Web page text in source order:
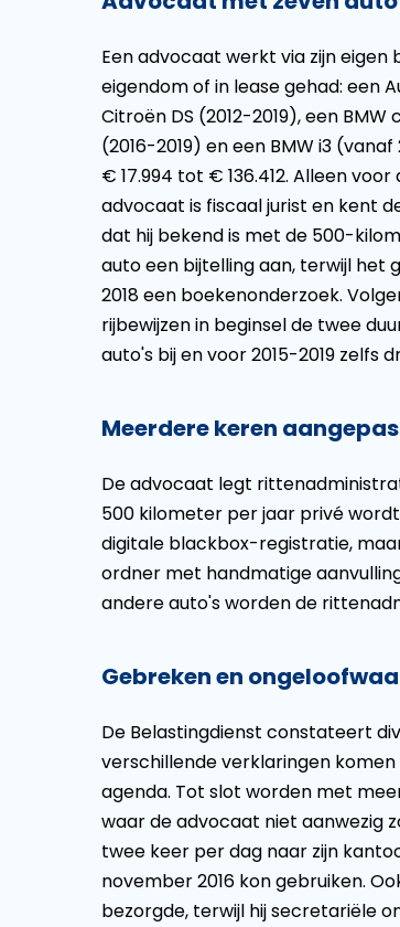
Een advocaat werkt via zijn eigen
eigendom of in lease gehad: een
Citroën DS (2012-2019), een
(2016-2019) en een BMW i3
€ 17.994 tot € 136.412. Alleen
advocaat is fiscaal jurist en kent
dat hij bekend is met de 500-
auto een bijtelling aan, terwijl het
2018 een boekenonderzoek.
rijbewijzen in beginsel de twee
auto's bij en voor 2015-2019 zelfs
Meerdere keren
De advocaat legt
500 kilometer per jaar privé
digitale blackbox-registratie,
ordner met handmatige
andere auto's worden de
Gebreken en
De Belastingdienst constateert
verschillende verklaringen
agenda. Tot slot worden met
waar de advocaat niet aanwezig
twee keer per dag naar zijn
november 2016 kon gebruiken.
bezorgde, terwijl hij secretariële